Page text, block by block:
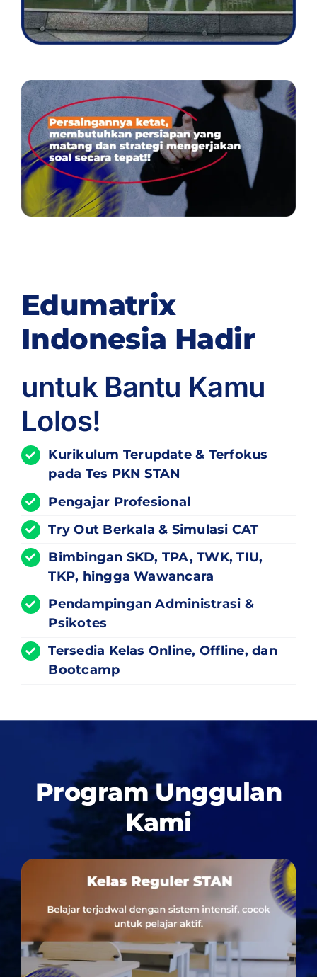
Edumatrix
Indonesia Hadir
untuk Bantu Kamu
Lolos!
Kurikulum Terupdate& Terfokus
pada Tes PKN STAN
Pengajar Profesional
Try Out Berkala & Simulasi CAT
Bimbingan SKD, TPA, TWK, TIU,
TKP, hingga Wawancara
Pendampingan Administrasi &
Psikotes
Tersedia Kelas Online, Offline, dan
Bootcamp
Program Unggulan
Kami